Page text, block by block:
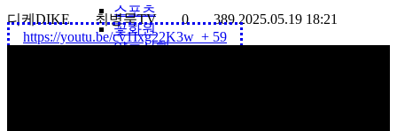
스포츠
꽃화원
약초산행
디케DIKE 최병묵TV 0 3892025.05.19 18:21
https://youtu.be/cv1Ixg22K3w + 59